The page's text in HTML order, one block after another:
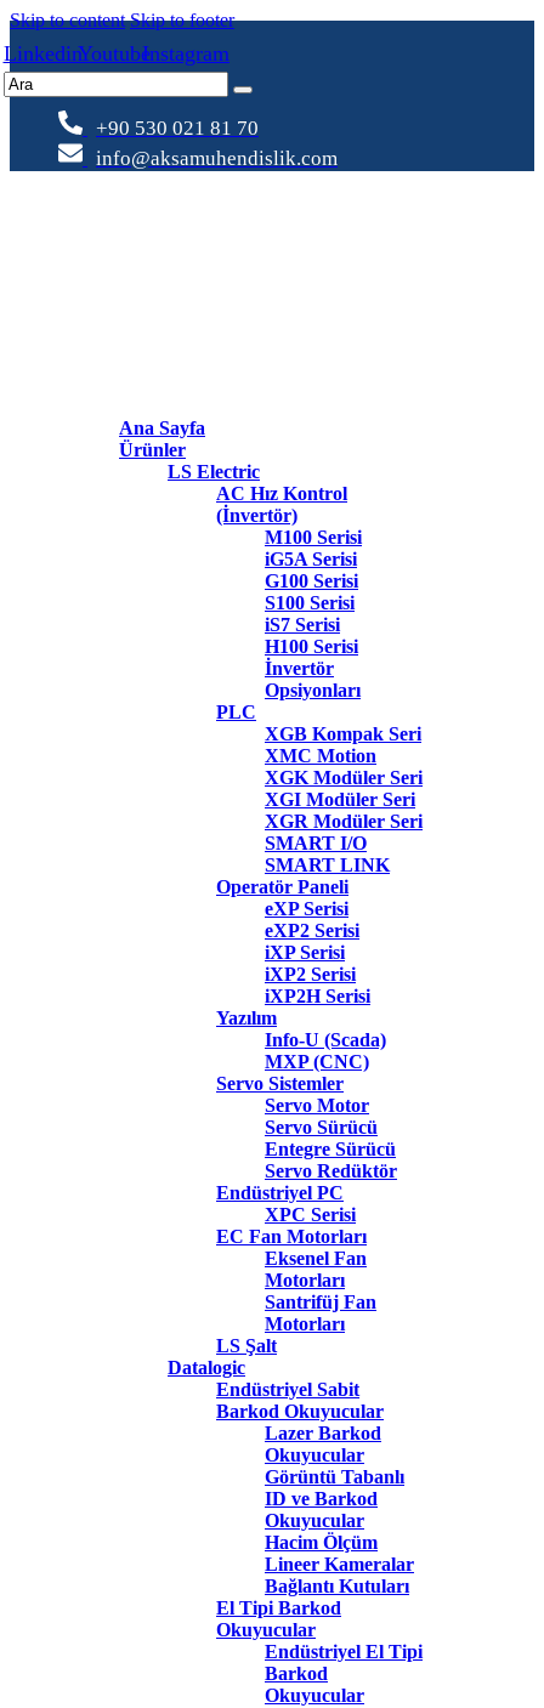
Skip to content Skip to footer
LinkedinYoutubeInstagram
+90 530 021 81 70
info@aksamuhendislik.com
Ana Sayfa
Ürünler
LS Electric
AC Hız Kontrol
(İnvertör)
M100 Serisi
iG5A Serisi
G100 Serisi
S100 Serisi
iS7 Serisi
H100 Serisi
İnvertör
Opsiyonları
PLC
XGB Kompak Seri
XMC Motion
XGK Modüler Seri
XGI Modüler Seri
XGR Modüler Seri
SMART I/O
SMART LINK
Operatör Paneli
eXP Serisi
eXP2 Serisi
iXP Serisi
iXP2 Serisi
iXP2H Serisi
Yazılım
Info-U (Scada)
MXP (CNC)
Servo Sistemler
Servo Motor
Servo Sürücü
Entegre Sürücü
Servo Redüktör
Endüstriyel PC
XPC Serisi
EC Fan Motorları
Eksenel Fan
Motorları
Santrifüj Fan
Motorları
LS Şalt
Datalogic
Endüstriyel Sabit
Barkod Okuyucular
Lazer Barkod
Okuyucular
Görüntü Tabanlı
ID ve Barkod
Okuyucular
Hacim Ölçüm
Lineer Kameralar
Bağlantı Kutuları
El Tipi Barkod
Okuyucular
Endüstriyel El Tipi
Barkod
Okuyucular